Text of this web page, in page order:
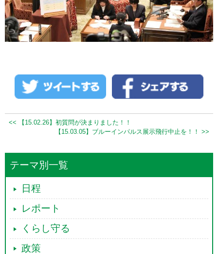
<< 【15.02.26】初質問が決まりました！！
【15.03.05】ブルーインパルス展示飛行中止を！！ >>
テーマ別一覧
日程
レポート
くらし守る
政策